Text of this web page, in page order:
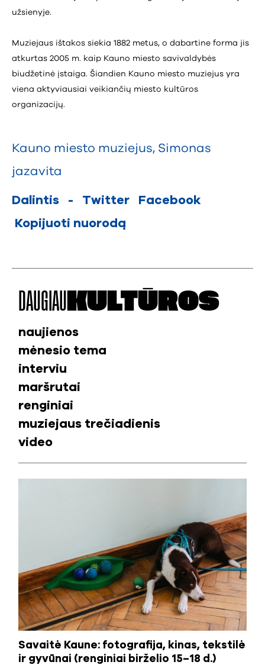
užsienyje.
Muziejaus ištakos siekia 1882 metus, o dabartine forma jis
atkurtas 2005 m. kaip Kauno miesto savivaldybės
biudžetinė įstaiga. Šiandien Kauno miesto muziejus yra
viena aktyviausiai veikiančių miesto kultūros
organizacijų.
Kauno miesto muziejus, Simonas
jazavita
Dalintis - Twitter
Facebook
Kopijuoti nuorodą
DAUGIAU KULTŪROS
Savaitė Kaune: fotografija, kinas, tekstilė
ir gyvūnai (renginiai birželio 15–18 d.)
naujienos
mėnesio tema
interviu
maršrutai
renginiai
muziejaus trečiadienis
video